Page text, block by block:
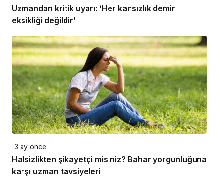
Uzmandan kritik uyarı: ‘Her kansızlık demir
eksikliği değildir’
3 ay önce
Halsizlikten şikayetçi misiniz? Bahar yorgunluğuna
karşı uzman tavsiyeleri